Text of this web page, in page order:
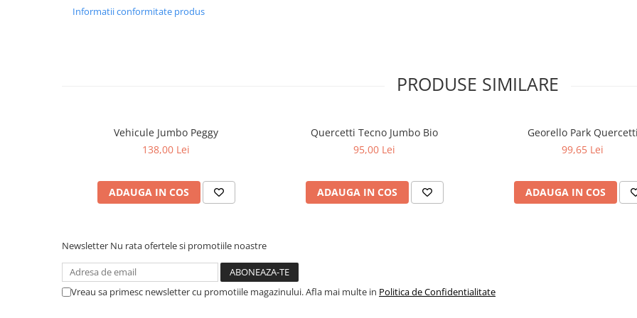
Informatii conformitate produs
PRODUSE SIMILARE
Vehicule Jumbo Peggy
138,00 Lei
ADAUGA IN COS
Quercetti Tecno Jumbo Bio
95,00 Lei
ADAUGA IN COS
Georello Park
99,65 Lei
ADAUGA IN COS
Newsletter Nu rata ofertele si promotiile noastre
Vreau sa primesc newsletter cu promotiile magazinului. Afla mai multe in Politica de Confidentialitate